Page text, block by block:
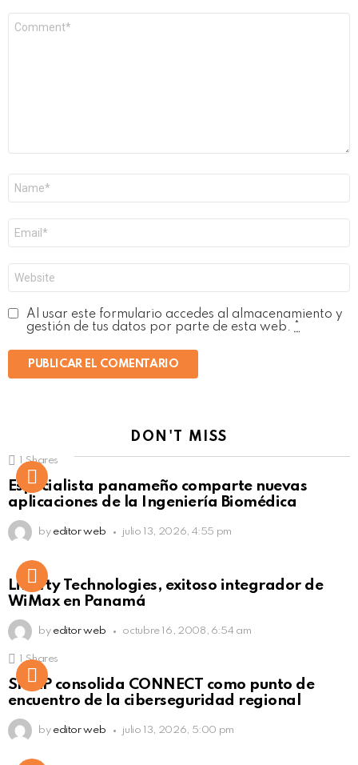
electrónico
*
Al usar este formulario accedes al almacenamiento y
gestión de tus datos por parte de esta web.
DON'T MISS
Click to view this post
Shares
Especialista panameño comparte nuevas
aplicaciones de la Ingeniería Biomédica
by editor web julio 13, 2026, 4:55 pm
Liberty Technologies, exitoso integrador de
WiMax en Panamá
by editor web octubre 16, 2008, 6:54 am
Click to view this post
Shares
SISAP consolida CONNECT como punto de
encuentro de la ciberseguridad regional
by editor web julio 13, 2026, 5:00 pm